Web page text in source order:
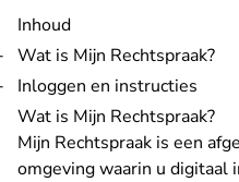
Inhoud
Wat is Mijn Rechtspraak?
Inloggen en instructies
Wat is Mijn Rechtspraak?
Mijn Rechtspraak is een
omgeving waarin u